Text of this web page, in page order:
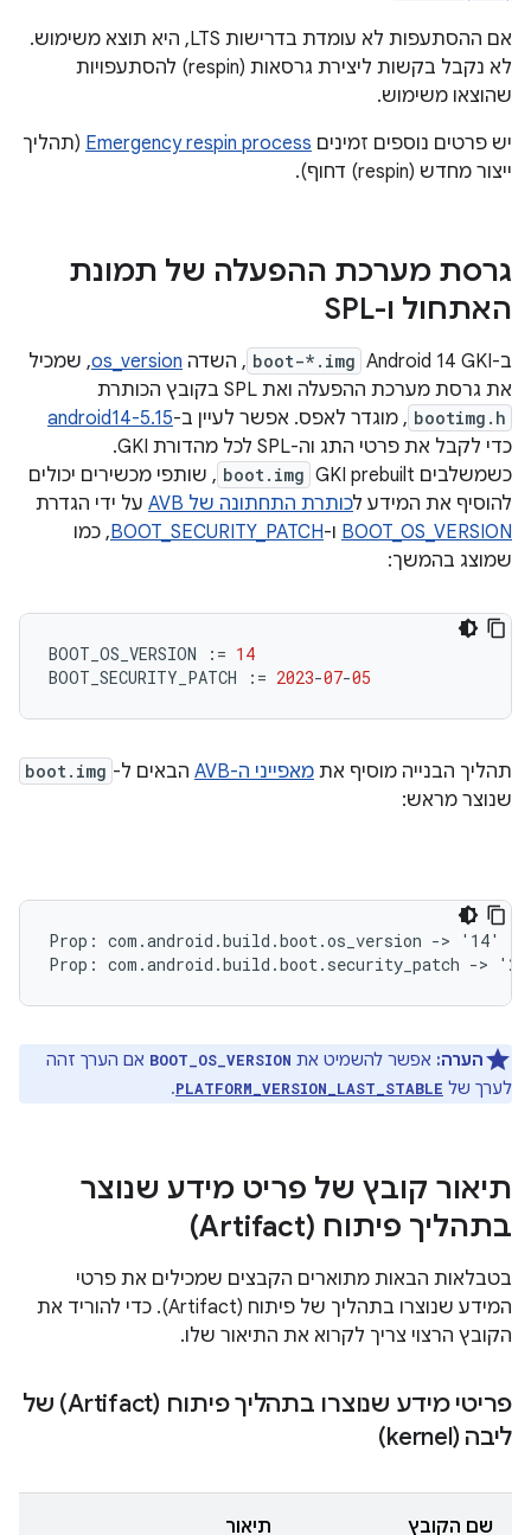
אם ההסתעפות לא עומדת בדרישות LTS, היא תוצא משימוש.
לא נקבל בקשות ליצירת גרסאות (respin) להסתעפויות
שהוצאו משימוש.
יש פרטים נוספים זמינים Emergency respin process (תהליך
ייצור מחדש (respin) דחוף).
גרסת מערכת ההפעלה של תמונת
האתחול ו-SPL
ב-Android 14 GKI boot-*.img , השדה os_version, שמכיל
את גרסת מערכת ההפעלה ואת SPL בקובץ הכותרת
bootimg.h , מוגדר לאפס. אפשר לעיין ב-android14-5.15
כדי לקבל את פרטי התג וה-SPL לכל מהדורת GKI.
כשמשלבים GKI prebuilt‏
boot.img , שותפי מכשירים יכולים
להוסיף את המידע לכותרת התחתונה של AVB
על ידי הגדרת
BOOT_OS_VERSION ו-BOOT_SECURITY_PATCH, כמו
שמוצג בהמשך:
BOOT_OS_VERSION := 14
BOOT_SECURITY_PATCH
:= 2023-07-05
תהליך הבנייה מוסיף את מאפייני ה-AVB הבאים ל- boot.img
שנוצר מראש:
Prop: com.android.build.boot.os_version -> '14'
הערה: אפשר להשמיט את BOOT_OS_VERSION אם הערך זהה
לערך של PLATFORM_VERSION_LAST_STABLE
.
תיאור קובץ של פריט מידע שנוצר
בתהליך פיתוח (Artifact)
בטבלאות הבאות מתוארים הקבצים שמכילים את פרטי
המידע שנוצרו בתהליך של פיתוח (Artifact). כדי להוריד את
הקובץ הרצוי צריך לקרוא את התיאור שלו.
פריטי מידע שנוצרו בתהליך פיתוח (Artifact) של
ליבה (kernel)
שם הקובץ תיאור